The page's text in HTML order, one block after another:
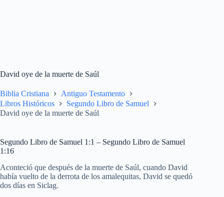
David oye de la muerte de Saúl
Biblia Cristiana
Antiguo Testamento
Libros Históricos
Segundo Libro de Samuel
David oye de la muerte de Saúl
Segundo Libro de Samuel 1:1 – Segundo Libro de Samuel
1:16
Aconteció que después de la muerte de Saúl, cuando David
había vuelto de la derrota de los amalequitas, David se quedó
dos días en Siclag.